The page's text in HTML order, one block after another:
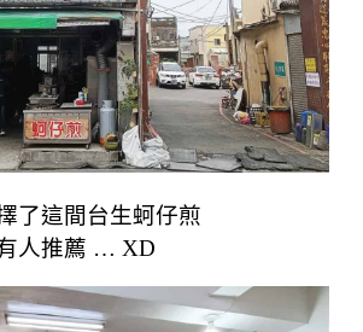
了這間台生蚵仔煎
人推薦 … XD